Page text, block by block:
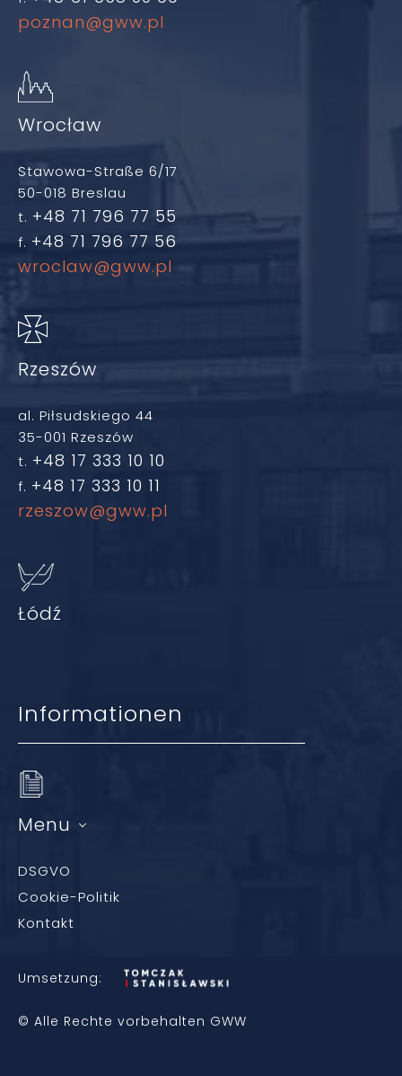
poznan@gww.pl
Wrocław
Stawowa-Straße 6/17
50-018 Breslau
t. +48 71 796 77 55
f. +48 71 796 77 56
wroclaw@gww.pl
Rzeszów
al. Piłsudskiego 44
35-001 Rzeszów
t. +48 17 333 10 10
f. +48 17 333 10 11
rzeszow@gww.pl
Łódź
Informationen
Menu
DSGVO
Cookie-Politik
Kontakt
Umsetzung:
© Alle Rechte vorbehalten GWW